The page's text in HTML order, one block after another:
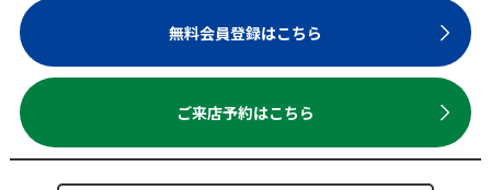
無料会員登録はこちら
ご来店予約はこちら